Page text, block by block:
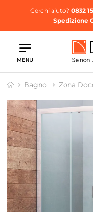
Cerchi aiuto? 0832
Spedizione
MENU
Bagno Zona